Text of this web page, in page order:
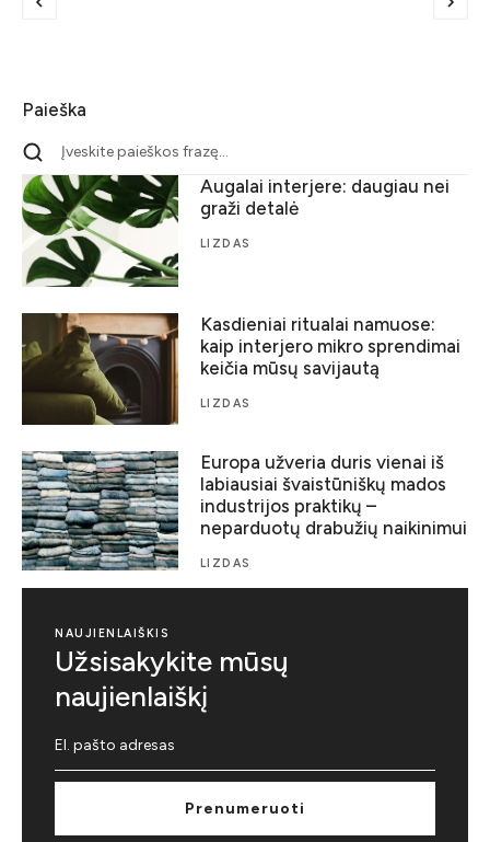
Paieška
Augalai interjere: daugiau nei
graži detalė
LIZDAS
Kasdieniai ritualai namuose:
kaip interjero mikro sprendimai
keičia mūsų savijautą
LIZDAS
Europa užveria duris vienai iš
labiausiai švaistūniškų mados
industrijos praktikų –
neparduotų drabužių naikinimui
LIZDAS
NAUJIENLAIŠKIS
Užsisakykite mūsų
naujienlaiškį
Prenumeruoti